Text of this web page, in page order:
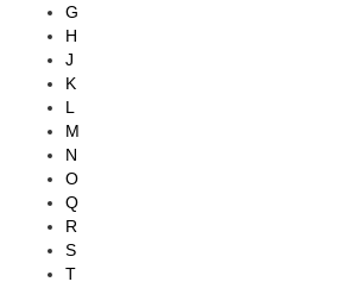
G
H
J
K
L
M
N
O
Q
R
S
T